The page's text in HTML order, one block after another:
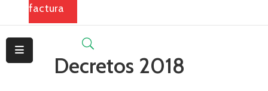
factura
Contacto
Decretos 2018